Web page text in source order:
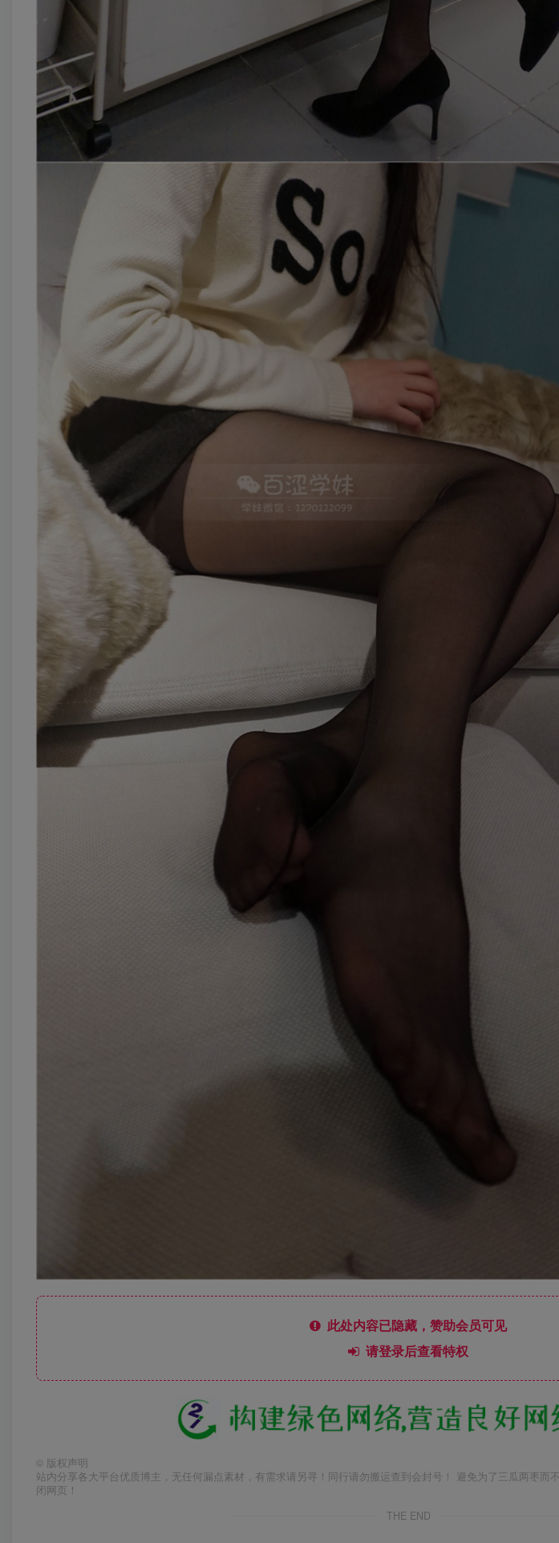
此处内容已隐藏，赞助会员可见
请登录后查看特权
© 版权声明
站内分享各大平台优质博主，无任何漏点素材，有需求请另寻！同行请勿搬运查到会封号！ 避免为了三瓜两枣而
闭网页！
THE END